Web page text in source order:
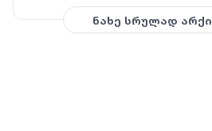
ნახე სრულად